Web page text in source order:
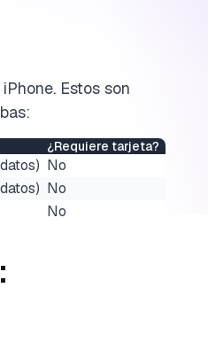
Estos son
¿Requiere tarjeta?
No
No
No